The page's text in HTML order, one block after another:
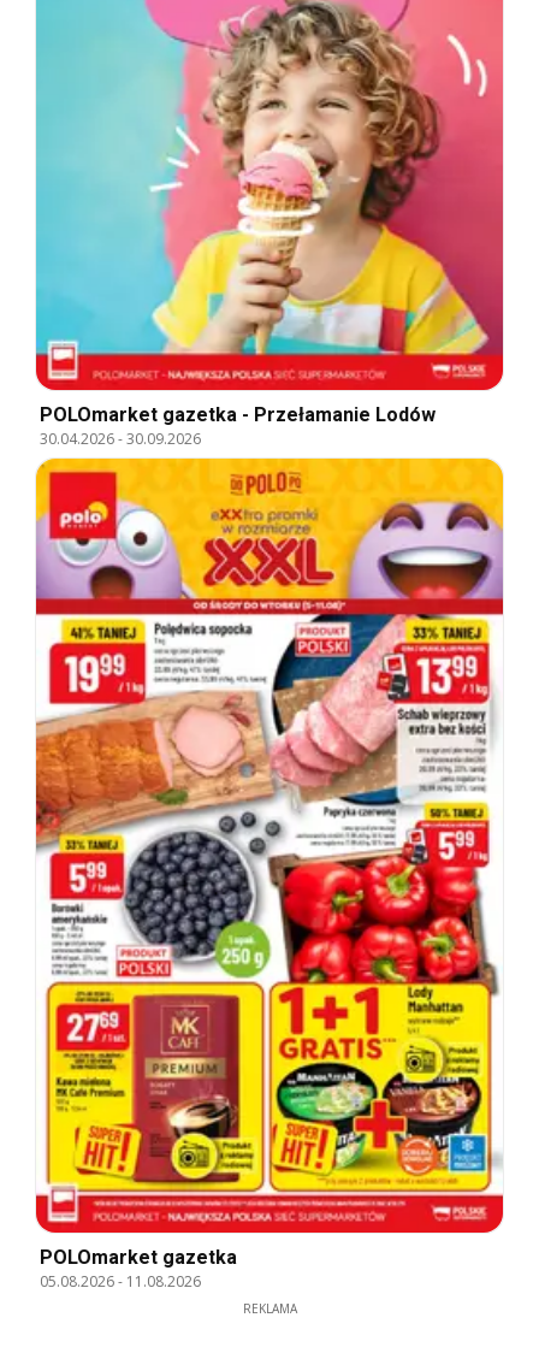
POLOmarket gazetka - Przełamanie Lodów
30.04.2026-30.09.2026
POLOmarket gazetka
05.08.2026- 11.08.2026
REKLAMA